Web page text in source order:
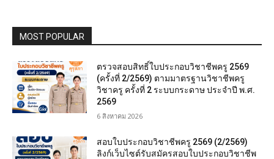
MOST POPULAR
ตรวจสอบสิทธิ์ใบประกอบวิชาชีพครู 2569
(ครั้งที่ 2/2569) ตามมาตรฐานวิชาชีพครู
วิชาครู ครั้งที่ 2 ระบบกระดาษ ประจำปี พ.ศ.
2569
6 สิงหาคม 2026
สอบใบประกอบวิชาชีพครู 2569 (2/2569)
ลิงก์เว็บไซต์รับสมัครสอบใบประกอบวิชาชีพ